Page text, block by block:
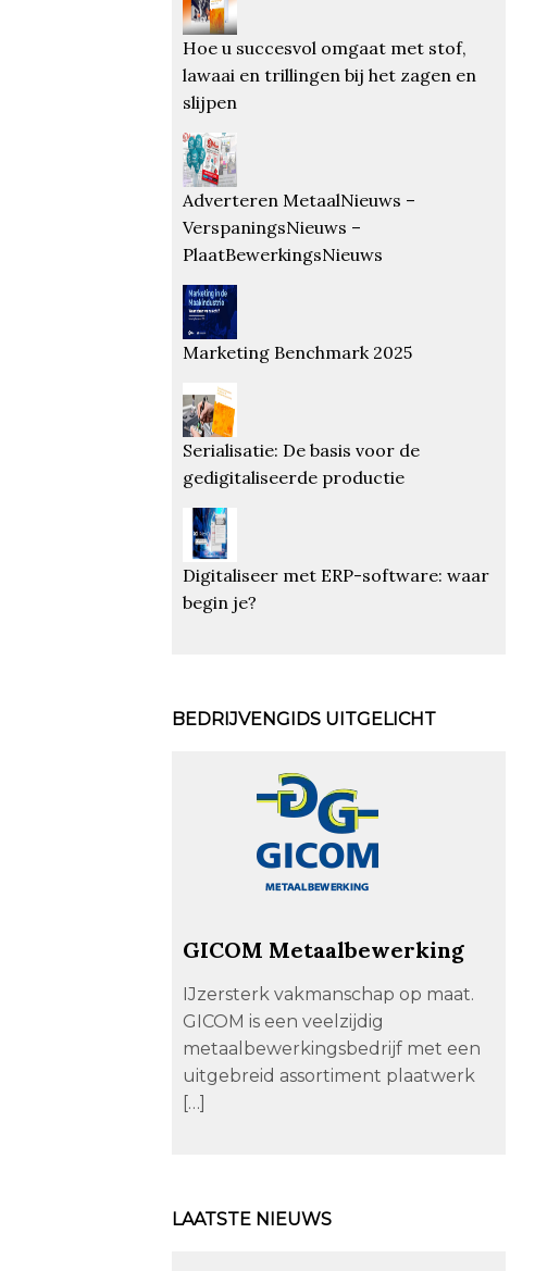
Hoe u succesvol omgaat met stof,
lawaai en trillingen bij het zagen en
slijpen
Adverteren MetaalNieuws –
VerspaningsNieuws –
PlaatBewerkingsNieuws
Marketing Benchmark 2025
Serialisatie: De basis voor de
gedigitaliseerde productie
Digitaliseer met ERP-software: waar
begin je?
BEDRIJVENGIDS UITGELICHT
GICOM Metaalbewerking
IJzersterk vakmanschap op maat.
GICOM is een veelzijdig
metaalbewerkingsbedrijf met een
uitgebreid assortiment plaatwerk
[…]
LAATSTE NIEUWS